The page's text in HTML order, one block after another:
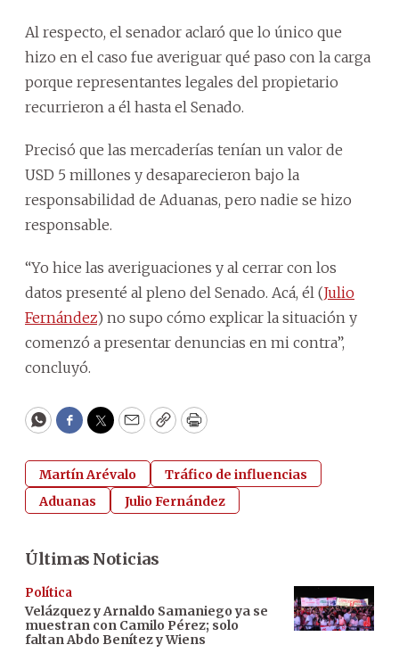
Al respecto, el senador aclaró que lo único que
hizo en el caso fue averiguar qué paso con la carga
porque representantes legales del propietario
recurrieron a él hasta el Senado.
Precisó que las mercaderías tenían un valor de
USD 5 millones y desaparecieron bajo la
responsabilidad de Aduanas, pero nadie se hizo
responsable.
“Yo hice las averiguaciones y al cerrar con los
datos presenté al pleno del Senado. Acá, él (Julio
Fernández) no supo cómo explicar la situación y
comenzó a presentar denuncias en mi contra”,
concluyó.
WhatsApp
Facebook
Twitter
EmailCopyPrint
Martín Arévalo
Tráfico de influencias
Aduanas
Julio Fernández
Últimas Noticias
Política
Velázquez y Arnaldo Samaniego ya se
muestran con Camilo Pérez; solo
faltan Abdo Benítez y Wiens